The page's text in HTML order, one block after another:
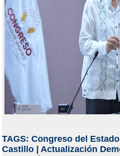
TAGS: Congreso del Estado
Castillo| Actualización